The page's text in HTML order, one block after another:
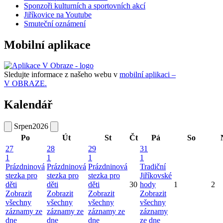
Sponzoři kulturních a sportovních akcí
Jiříkovice na Youtube
Smuteční oznámení
Mobilní aplikace
Sledujte informace z našeho webu v mobilní aplikaci –
V OBRAZE.
Kalendář
Srpen2026
Po
Út St Čt Pá So
27
1
Prázdninová
stezka pro
děti
Zobrazit
všechny
záznamy ze
dne
28
1
Prázdninová
stezka pro
děti
Zobrazit
všechny
záznamy ze
dne
29
1
Prázdninová
stezka pro
děti
Zobrazit
všechny
záznamy ze
dne
30
31
1
Tradiční
Jiříkovské
hody
Zobrazit
všechny
záznamy
ze dne
1 2